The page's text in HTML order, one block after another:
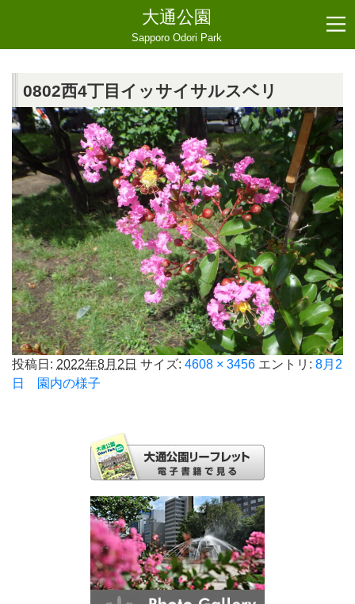
大通公園
Sapporo Odori Park
0802西4丁目イッサイサルスベリ
投稿日: 2022年8月2日 サイズ: 4608 × 3456 エントリ: 8月2
日 園内の様子